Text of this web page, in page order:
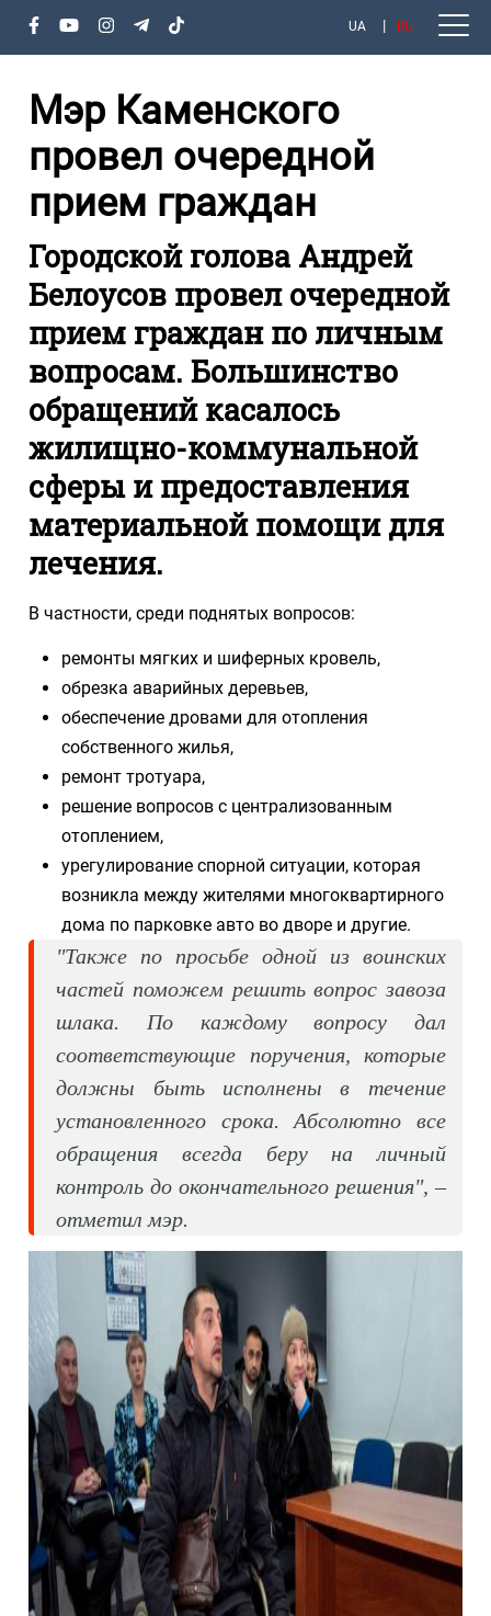
UA RU
Мэр Каменского
провел очередной
прием граждан
Городской голова Андрей
Белоусов провел очередной
прием граждан по личным
вопросам. Большинство
обращений касалось
жилищно-коммунальной
сферы и предоставления
материальной помощи для
лечения.
В частности, среди поднятых вопросов:
ремонты мягких и шиферных кровель,
обрезка аварийных деревьев,
обеспечение дровами для отопления
собственного жилья,
ремонт тротуара,
решение вопросов с централизованным
отоплением,
урегулирование спорной ситуации, которая
возникла между жителями многоквартирного
дома по парковке авто во дворе и другие.
"Также по просьбе одной из воинских
частей поможем решить вопрос завоза
шлака. По каждому вопросу дал
соответствующие поручения, которые
должны быть исполнены в течение
установленного срока. Абсолютно все
обращения всегда беру на личный
контроль до окончательного решения", –
отметил мэр.